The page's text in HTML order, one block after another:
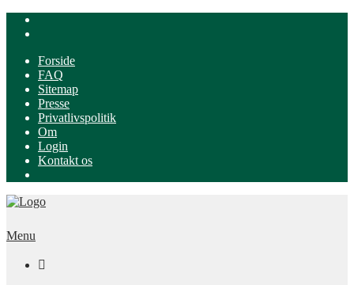
Forside
FAQ
Sitemap
Presse
Privatlivspolitik
Om
Login
Kontakt os
Menu
